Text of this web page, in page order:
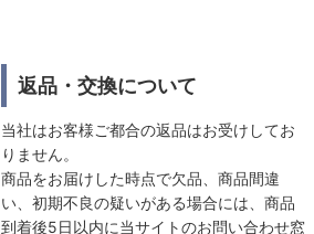
返品・交換について
当社はお客様ご都合の返品はお受けしてお
りません。
商品をお届けした時点で欠品、商品間違
い、初期不良の疑いがある場合には、商品
到着後5日以内に当サイトのお問い合わせ窓